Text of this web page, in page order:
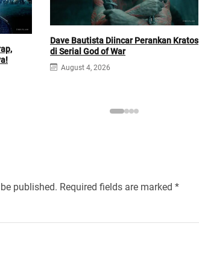
Dave Bautista Diincar Perankan Kratos
di Serial God of War
August 4, 2026
published. Required fields are marked *